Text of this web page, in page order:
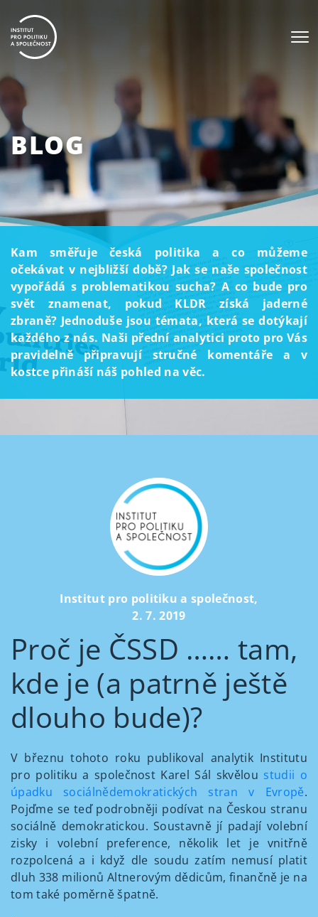
BLOG
Kam směřuje česká politika a co můžeme
očekávat v nejbližší době? Jak se naše společnost
vypořádá s problematikou sucha? A co bude pro
svět znamenat, pokud KLDR získá jaderné
zbraně? Jednoduše jsou témata, která se dotýkají
každého z nás. Naši přední analytici proto pro Vás
pravidelně připravují stručné komentáře a v
kostce přináší náš pohled na věc.
Institut pro politiku a společnost,
2. 7. 2019
Proč je ČSSD …… tam,
kde je (a patrně ještě
dlouho bude)?
V březnu tohoto roku publikoval analytik Institutu
pro politiku a společnost Karel Sál skvělou studii o
úpadku sociálnědemokratických stran v Evropě.
Pojďme se teď podrobněji podívat na Českou stranu
sociálně demokratickou. Soustavně jí padají volební
zisky i volební preference, několik let je vnitřně
rozpolcená a i když dle soudu zatím nemusí platit
dluh 338 milionů Altnerovým dědicům, finančně je na
tom také poměrně špatně.